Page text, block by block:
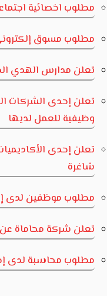
مطلوب اخصائية
مطلوب مسوق
تعلن مدارس الهدي
تعلن إحدى الشركات
وظيفية للعمل لديها
تعلن إحدى
شاغرة
مطلوب موظفين لدى
تعلن شركة محاماة
مطلوب محاسبة لدى